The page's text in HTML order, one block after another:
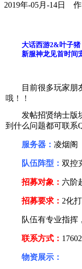
2019年-05月-14日
大话西游2&叶子猪
新服神龙见首时间
目前很多玩家朋友
哦！！
发帖招贤纳士版
到什么问题都可联系
服务器： 凌烟阁
队伍阵型： 双控
招募对象： 六阶
招募要求： 2化
队伍有专业指挥，
联系方式：
物资展示：